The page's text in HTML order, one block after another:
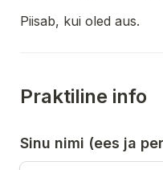
Piisab, kui oled aus.
Praktiline info
Sinu nimi (ees ja